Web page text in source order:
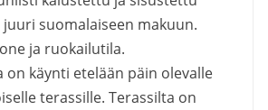
juuri suomalaiseen makuun.
ja ruokailutila.
on käynti etelään päin olevalle
terassille. Terassilta on